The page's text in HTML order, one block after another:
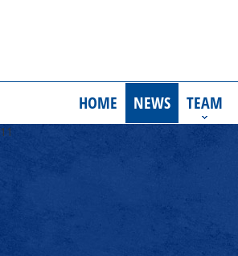
HOME NEWS TEAM
11